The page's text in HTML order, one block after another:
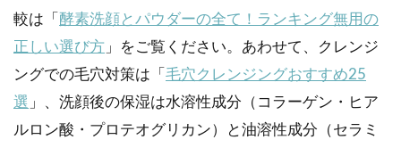
較は「 酵素洗顔とパウダーの全て！ランキング無用の
正しい選び方 」をご覧ください。あわせて、クレンジ
ングでの毛穴対策は「 毛穴クレンジングおすすめ25
選 」、洗顔後の保湿は水溶性成分（コラーゲン・ヒア
ルロン酸・プロテオグリカン）と油溶性成分（セラミ